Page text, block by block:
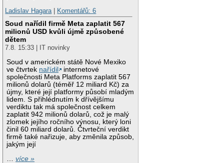
Ladislav Hagara | Komentářů: 6
Soud nařídil firmě Meta zaplatit 567
milionů USD kvůli újmě způsobené
dětem
7.8. 15:33 | IT novinky
Soud v americkém státě Nové Mexiko
ve čtvrtek nařídil
internetové
společnosti Meta Platforms zaplatit 567
milionů dolarů (téměř 12 miliard Kč) za
újmy, které její platformy působí mladým
lidem. S přihlédnutím k dřívějšímu
verdiktu tak má společnost celkem
zaplatit 942 milionů dolarů, což je malý
zlomek jejího ročního výnosu, který loni
činil 60 miliard dolarů. Čtvrteční verdikt
firmě také nařizuje, aby změnila způsob,
jakým její
…více »